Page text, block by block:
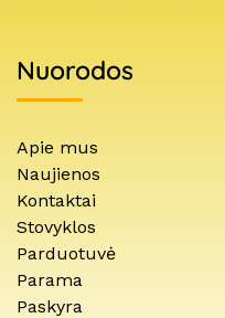
Nuorodos
Apie mus
Naujienos
Kontaktai
Stovyklos
Parduotuvė
Parama
Paskyra